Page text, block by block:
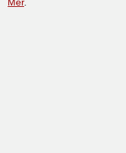
Mer.